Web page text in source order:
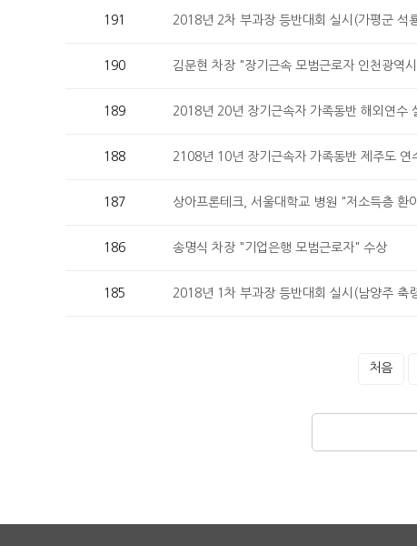
191 2018년 2차 부과장 등반대회 실시(가평군 석
190 김문현 차장 "장기근속 모범근로자 인천광역
189 2018년 20년 장기근속자 가족동반 해외연수
188 2108년 10년 장기근속자 가족동반 제주도 연
187 상아프론테크, 서울대학교 병원 "저소득층 환
186 송명식 차장 "기업은행 모범근로자" 수상
185 2018년 1차 부과장 등반대회 실시(남양주 축
처음